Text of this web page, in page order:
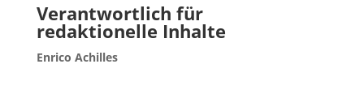
Verantwortlich für
redaktionelle Inhalte
Enrico Achilles